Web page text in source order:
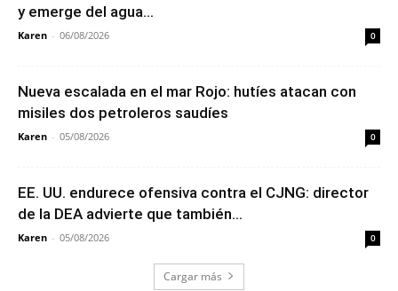
y emerge del agua...
Karen - 06/08/2026 0
Nueva escalada en el mar Rojo: hutíes atacan con
misiles dos petroleros saudíes
Karen - 05/08/2026 0
EE. UU. endurece ofensiva contra el CJNG: director
de la DEA advierte que también...
Karen - 05/08/2026 0
Cargar más